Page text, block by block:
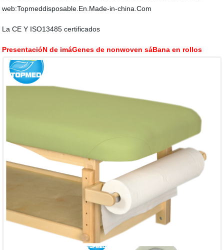
web:Topmeddisposable.En.Made-in-china.Com
La CE Y ISO13485 certificados
PresentacióN de imáGenes de nonwoven sáBana en rollos